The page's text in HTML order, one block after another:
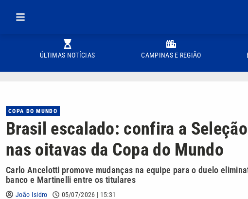
ÚLTIMAS NOTÍCIAS CAMPINAS E REGIÃO
COPA DO MUNDO
Brasil escalado: confira a
nas oitavas da Copa do Mundo
Carlo Ancelotti promove mudanças na equipe para o duelo
banco e Martinelli entre os titulares
João Isidro 05/07/2026 | 15:31